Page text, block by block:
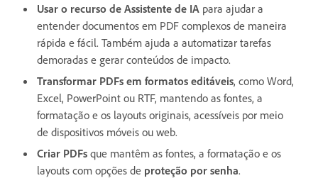
Usar o recurso de Assistente de IA para ajudar a
entender documentos em PDF complexos de maneira
rápida e fácil. Também ajuda a automatizar tarefas
demoradas e gerar conteúdos de impacto.
Transformar PDFs em formatos editáveis, como Word,
Excel, PowerPoint ou RTF, mantendo as fontes, a
formatação e os layouts originais, acessíveis por meio
de dispositivos móveis ou web.
Criar PDFs que mantêm as fontes, a formatação e os
layouts com opções de proteção por senha.